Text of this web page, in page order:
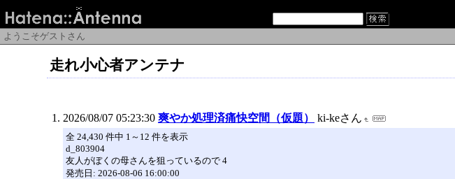
ようこそゲストさん
走れ小心者アンテナ
2026/08/07 05:23:30 爽やか処理済痛快空間（仮題） ki-keさん
全 24,430 件中 1～12 件を表示
d_803904
友人がぼくの母さんを狙っているので 4
発売日: 2026-08-06 16:00:00